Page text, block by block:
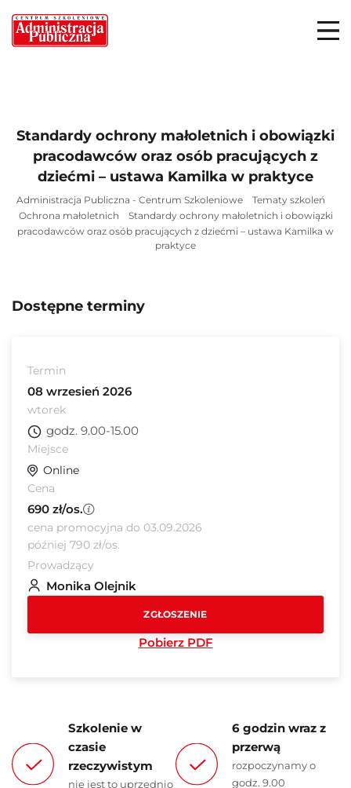
Standardy ochrony małoletnich i obowiązki
pracodawców oraz osób pracujących z
dziećmi – ustawa Kamilka w praktyce
Administracja Publiczna - Centrum Szkoleniowe
Tematy szkoleń
Ochrona małoletnich
Standardy ochrony małoletnich i obowiązki
pracodawców oraz osób pracujących z dziećmi – ustawa Kamilka w
praktyce
Dostępne terminy
Termin
08 wrzesień 2026
wtorek
godz. 9.00-15.00
Miejsce
Online
Cena
690 zł/os.
cena promocyjna do 03.09.2026
później 790 zł/os.
Prowadzący
Monika Olejnik
ZGŁOSZENIE
Pobierz PDF
Szkolenie w
czasie
rzeczywistym
nie jest to uprzednio
6 godzin wraz z
przerwą
rozpoczynamy o
godz. 9.00